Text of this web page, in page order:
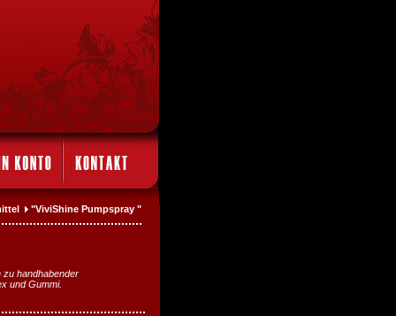
"ViviShine Pumpspray "
zu handhabender
und Gummi.